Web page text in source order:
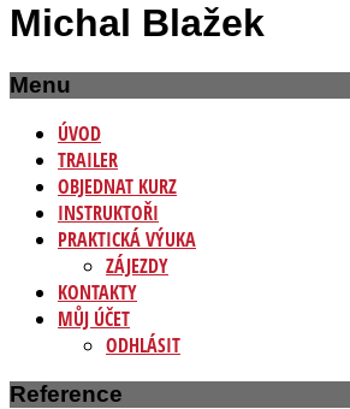
Michal Blažek
Menu
ÚVOD
TRAILER
OBJEDNAT KURZ
INSTRUKTOŘI
PRAKTICKÁ VÝUKA
ZÁJEZDY
KONTAKTY
MŮJ ÚČET
ODHLÁSIT
Reference